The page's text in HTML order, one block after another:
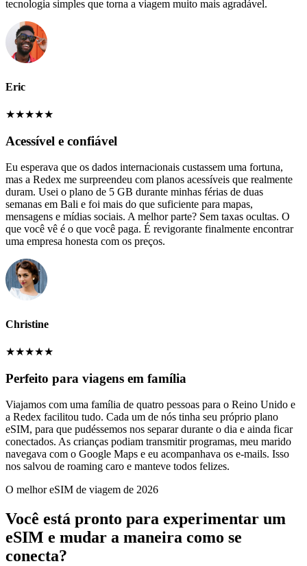
tecnologia simples que torna a viagem muito mais agradável.
Eric
★★★★★
Acessível e confiável
Eu esperava que os dados internacionais custassem uma fortuna,
mas a Redex me surpreendeu com planos acessíveis que realmente
duram. Usei o plano de 5 GB durante minhas férias de duas
semanas em Bali e foi mais do que suficiente para mapas,
mensagens e mídias sociais. A melhor parte? Sem taxas ocultas. O
que você vê é o que você paga. É revigorante finalmente encontrar
uma empresa honesta com os preços.
Christine
★★★★★
Perfeito para viagens em família
Viajamos com uma família de quatro pessoas para o Reino Unido e
a Redex facilitou tudo. Cada um de nós tinha seu próprio plano
eSIM, para que pudéssemos nos separar durante o dia e ainda ficar
conectados. As crianças podiam transmitir programas, meu marido
navegava com o Google Maps e eu acompanhava os e-mails. Isso
nos salvou de roaming caro e manteve todos felizes.
O melhor eSIM de viagem de 2026
Você está pronto para experimentar um
eSIM e mudar a maneira como se
conecta?